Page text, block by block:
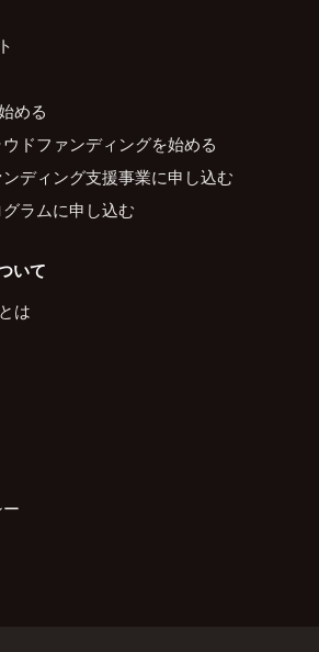
める
ドファンディングを始める
ディング支援事業に申し込む
ラムに申し込む
いて
は